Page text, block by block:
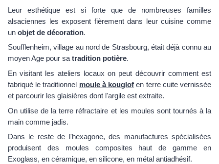
Leur esthétique est si forte que de nombreuses familles
alsaciennes les exposent fièrement dans leur cuisine comme
un objet de décoration.
Soufflenheim, village au nord de Strasbourg, était déjà connu au
moyen Age pour sa tradition potière.
En visitant les ateliers locaux on peut découvrir comment est
fabriqué le traditionnel moule à kouglof en terre cuite vernissée
et parcourir les glaisières dont l'argile est extraite.
On utilise de la terre réfractaire et les moules sont tournés à la
main comme jadis.
Dans le reste de l'hexagone, des manufactures spécialisées
produisent des moules composites haut de gamme en
Exoglass, en céramique, en silicone, en métal antiadhésif.